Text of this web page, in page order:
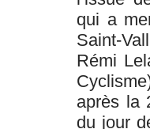
qui a
Saint-
Rémi
après la
du jour